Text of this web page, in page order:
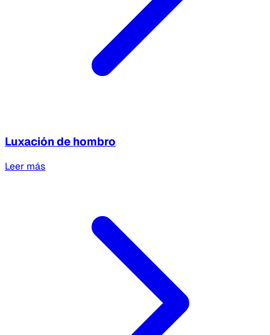
Luxación de hombro
Leer más